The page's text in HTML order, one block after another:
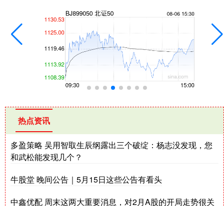
热点资讯
多盈策略 吴用智取生辰纲露出三个破绽：杨志没发现，您
和武松能发现几个？
牛股堂 晚间公告｜5月15日这些公告有看头
中鑫优配 周末这两大重要消息，对2月A股的开局走势很关